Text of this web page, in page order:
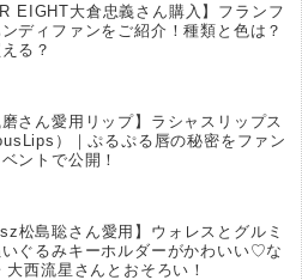
EIGHT大倉忠義さん購入】フランフ
ディファンをご紹介！種類と色は？
る？
磨さん愛用リップ】ラシャスリップス
）｜ぷるぷる唇の秘密をファン
ントで公開！
松島聡さん愛用】ウォレスとグルミ
いぐるみキーホルダーがかわいい♡な
大西流星さんとおそろい！